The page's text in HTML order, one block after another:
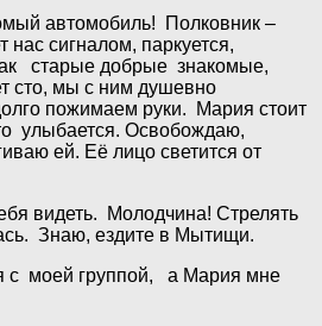
автомобиль! Полковник –
нас сигналом, паркуется,
старые добрые знакомые,
сто, мы с ним душевно
пожимаем руки. Мария стоит
улыбается. Освобождаю,
ей. Её лицо светится от
видеть. Молодчина! Стрелять
Знаю, ездите в Мытищи.
с моей группой, а Мария мне